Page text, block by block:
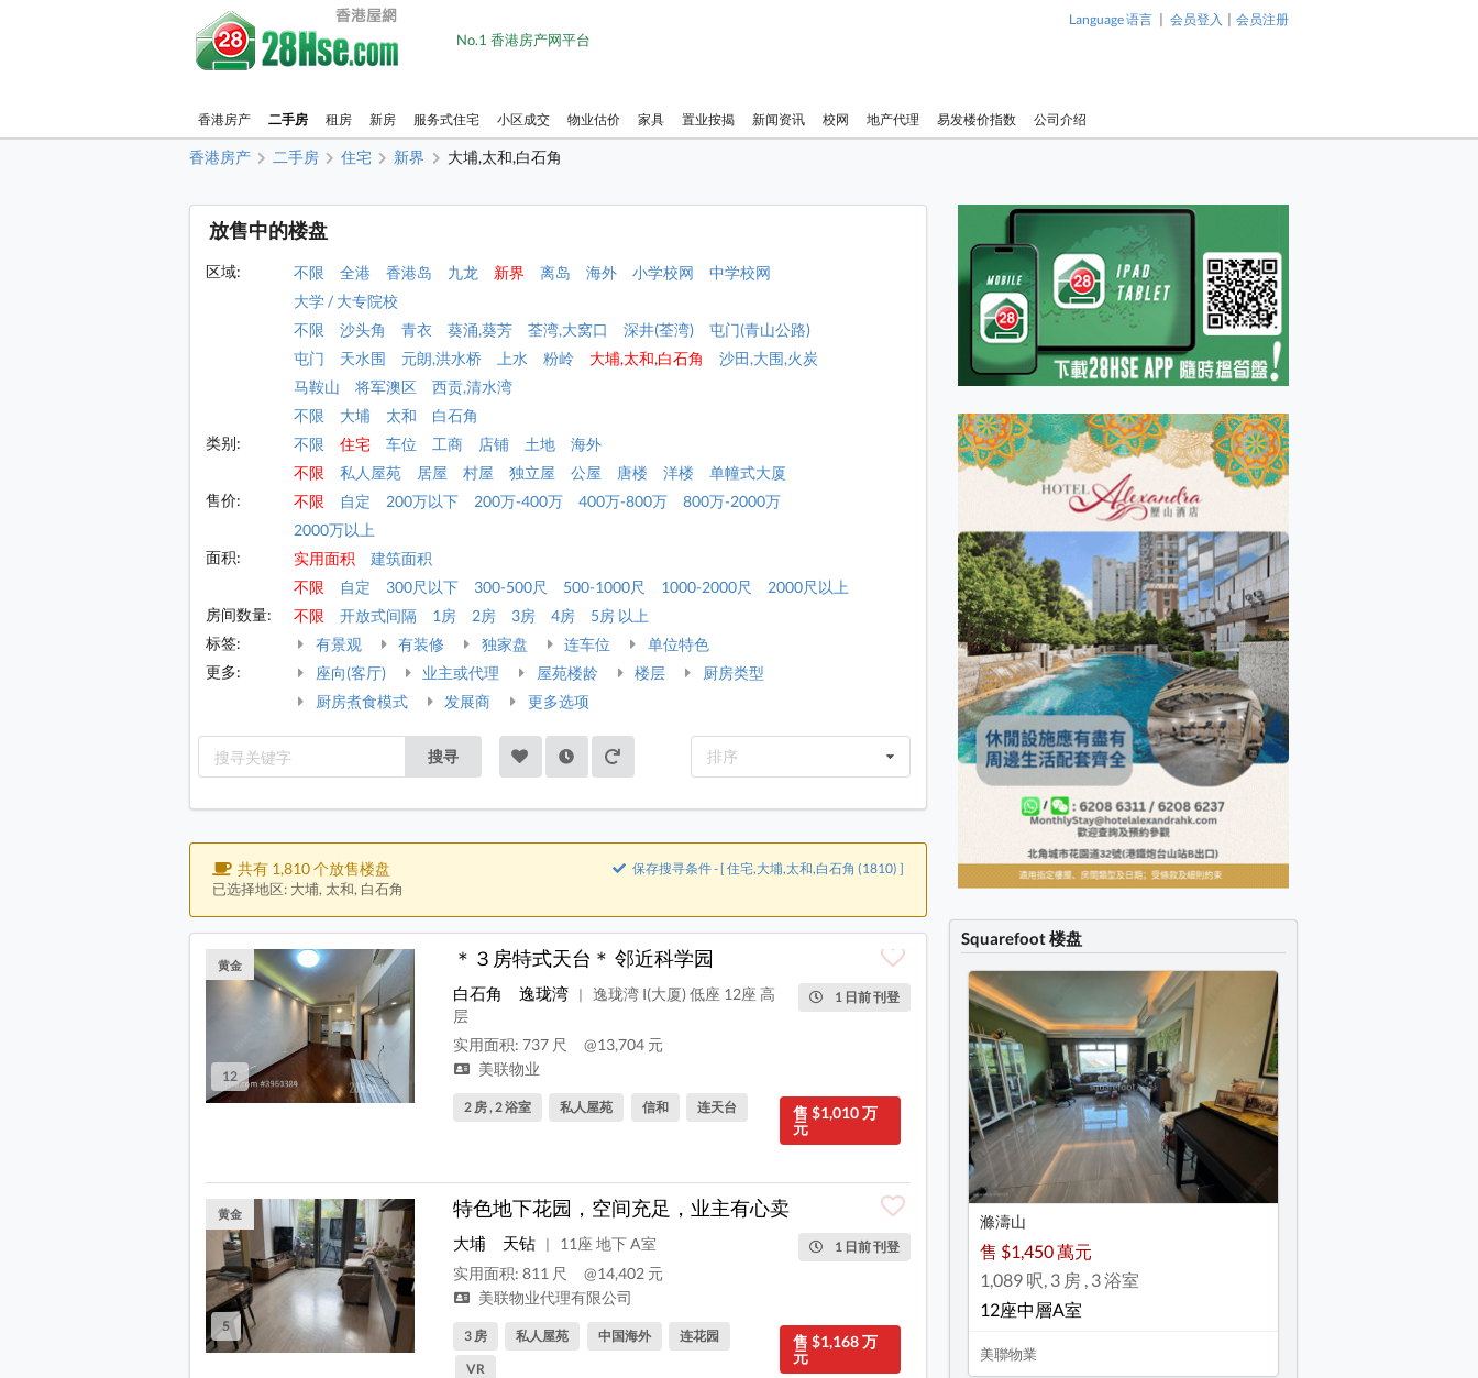
No.1 香港房产网平台
Language 语言 | 会员登入 | 会员注册
香港房产 二手房 租房 新房 服务式住宅 小区成交 物业估价 家具 置业按揭 新闻资讯 校网 地产代理 易发楼价指数 公司介绍
香港房产 二手房 住宅 新界 大埔,太和,白石角
放售中的楼盘
区域: 不限 全港 香港岛 九龙 新界 离岛 海外 小学校网
中学校网
大学 / 大专院校
不限
沙头角 青衣 葵涌,葵芳 荃湾,大窝口 深井(荃湾)
屯门(青山公路)
屯门
天水围 元朗,洪水桥 上水 粉岭 大埔,太和,白石角
沙田,大围,火炭
马鞍山
将军澳区
西贡,清水湾
不限
大埔 太和
白石角
类别:
不限 住宅 车位 工商 店铺 土地
海外
不限
私人屋苑 居屋 村屋 独立屋 公屋 唐楼 洋楼
单幢式大厦
售价:
不限 自定 200万以下 200万-400万 400万-800万
800万-2000万
2000万以上
面积:
实用面积
建筑面积
不限
自定 300尺以下 300-500尺 500-1000尺 1000-2000尺
2000尺以上
房间数量:
不限 开放式间隔 1房 2房 3房 4房
5房 以上
标签:
有景观 有装修 独家盘 连车位
单位特色
更多:
座向(客厅) 业主或代理 屋苑楼龄 楼层
厨房类型
厨房煮食模式
发展商 更多选项
搜寻 排序
共有 1,810 个放售楼盘
已选择地区: 大埔, 太和, 白石角
保存搜寻条件 - [ 住宅,大埔,太和,白石角 (1810) ]
12
黄金 ＊３房特式天台＊ 邻近科学园
1 日前 刊登
白石角 逸珑湾 |
逸珑湾 I(大厦) 低座 12座 高
层
实用面积: 737 尺
@13,704 元
美联物业
售 $1,010 万
元
2 房 , 2 浴室 私人屋苑 信和 连天台
5
黄金 特色地下花园，空间充足，业主有心卖
1 日前 刊登
大埔 天钻 |
11座 地下 A室
实用面积: 811 尺
@14,402 元
美联物业代理有限公司
售 $1,168 万
元
3 房 私人屋苑 中国海外
连花园
VR
Squarefoot 楼盘
滌濤山
售 $1,450 萬元
1,089 呎, 3 房 , 3 浴室
12座中層A室
美聯物業